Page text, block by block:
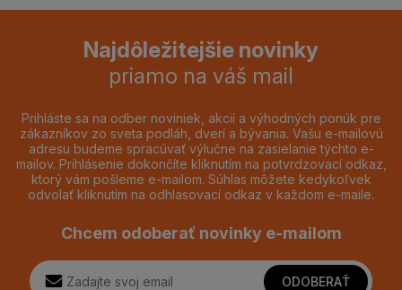
Najdôležitejšie novinky
priamo na váš mail
Prihláste sa na odber noviniek, akcií a výhodných ponúk pre
zákazníkov zo sveta podláh, dverí a bývania. Vašu e-mailovú
adresu budeme spracúvať výlučne na zasielanie týchto e-
mailov. Prihlásenie dokončíte kliknutím na potvrdzovací odkaz,
ktorý vám pošleme e-mailom. Súhlas môžete kedykoľvek
odvolať kliknutím na odhlasovací odkaz v každom e-maile.
Chcem odoberať novinky e-mailom
ODOBERAŤ